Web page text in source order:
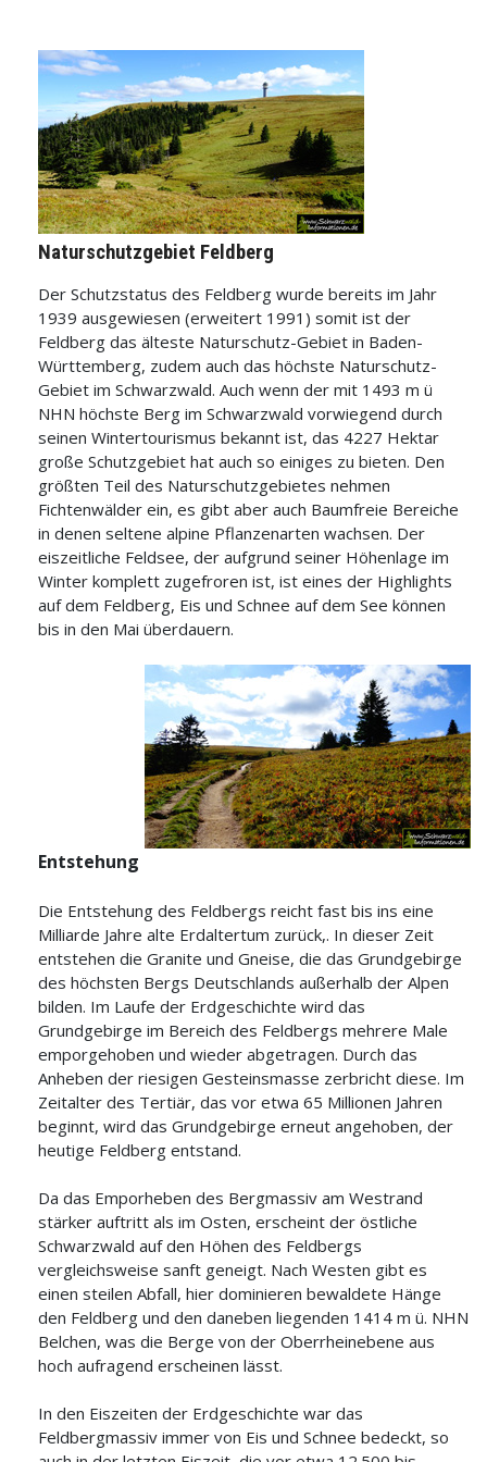
Naturschutzgebiet Feldberg
Der Schutzstatus des Feldberg wurde bereits im Jahr
1939 ausgewiesen (erweitert 1991) somit ist der
Feldberg das älteste Naturschutz-Gebiet in Baden-
Württemberg, zudem auch das höchste Naturschutz-
Gebiet im Schwarzwald. Auch wenn der mit 1493 m ü
NHN höchste Berg im Schwarzwald vorwiegend durch
seinen Wintertourismus bekannt ist, das 4227 Hektar
große Schutzgebiet hat auch so einiges zu bieten. Den
größten Teil des Naturschutzgebietes nehmen
Fichtenwälder ein, es gibt aber auch Baumfreie Bereiche
in denen seltene alpine Pflanzenarten wachsen. Der
eiszeitliche Feldsee, der aufgrund seiner Höhenlage im
Winter komplett zugefroren ist, ist eines der Highlights
auf dem Feldberg, Eis und Schnee auf dem See können
bis in den Mai überdauern.
Entstehung
Die Entstehung des Feldbergs reicht fast bis ins eine
Milliarde Jahre alte Erdaltertum zurück,. In dieser Zeit
entstehen die Granite und Gneise, die das Grundgebirge
des höchsten Bergs Deutschlands außerhalb der Alpen
bilden. Im Laufe der Erdgeschichte wird das
Grundgebirge im Bereich des Feldbergs mehrere Male
emporgehoben und wieder abgetragen. Durch das
Anheben der riesigen Gesteinsmasse zerbricht diese. Im
Zeitalter des Tertiär, das vor etwa 65 Millionen Jahren
beginnt, wird das Grundgebirge erneut angehoben, der
heutige Feldberg entstand.
Da das Emporheben des Bergmassiv am Westrand
stärker auftritt als im Osten, erscheint der östliche
Schwarzwald auf den Höhen des Feldbergs
vergleichsweise sanft geneigt. Nach Westen gibt es
einen steilen Abfall, hier dominieren bewaldete Hänge
den Feldberg und den daneben liegenden 1414 m ü. NHN
Belchen, was die Berge von der Oberrheinebene aus
hoch aufragend erscheinen lässt.
In den Eiszeiten der Erdgeschichte war das
Feldbergmassiv immer von Eis und Schnee bedeckt, so